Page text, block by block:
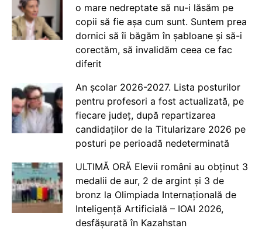
o mare nedreptate să nu-i lăsăm pe
copii să fie așa cum sunt. Suntem prea
dornici să îi băgăm în șabloane și să-i
corectăm, să invalidăm ceea ce fac
diferit
An școlar 2026-2027. Lista posturilor
pentru profesori a fost actualizată, pe
fiecare județ, după repartizarea
candidaților de la Titularizare 2026 pe
posturi pe perioadă nedeterminată
ULTIMĂ ORĂ Elevii români au obținut 3
medalii de aur, 2 de argint și 3 de
bronz la Olimpiada Internațională de
Inteligență Artificială – IOAI 2026,
desfășurată în Kazahstan